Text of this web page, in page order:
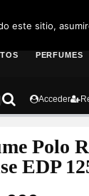
PERFUMES
Acceder
Polo
EDP
este sitio,